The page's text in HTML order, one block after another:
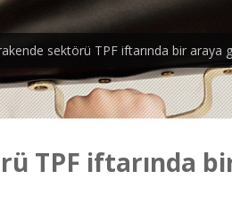
sektörü TPF iftarında bir araya
TPF iftarında